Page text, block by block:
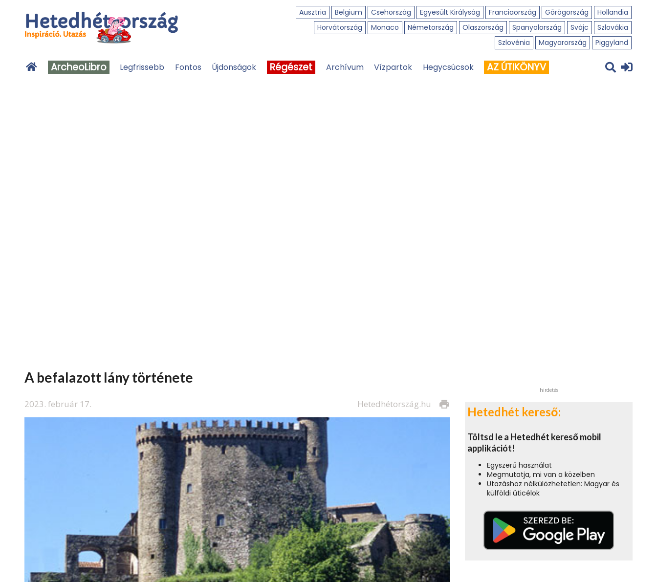
Ausztria Belgium Csehország Egyesült Királyság Franciaország Görögország
Hollandia
Horvátország
Monaco Németország Olaszország Spanyolország Svájc
Szlovákia
Szlovénia
Magyarország Piggyland
ArcheoLibro Legfrissebb Fontos Újdonságok Régészet Archívum Vízpartok Hegycsúcsok AZ ÚTIKÖNYV
A befalazott lány története
2023. február 17. print
Hetedhétország.hu
hirdetés
Hetedhét kereső:
Töltsd le a Hetedhét kereső mobil
applikációt!
Egyszerű használat
Megmutatja, mi van a közelben
Utazáshoz nélkülözhetetlen: Magyar és
külföldi úticélok